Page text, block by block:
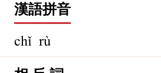
漢語拼音
chǐ rù